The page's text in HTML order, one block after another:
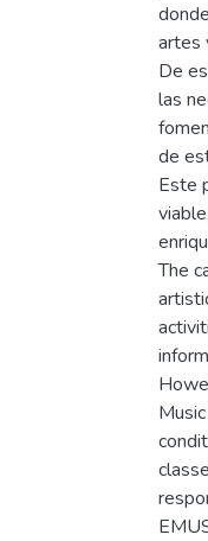
artes
De
las
de
Este
The